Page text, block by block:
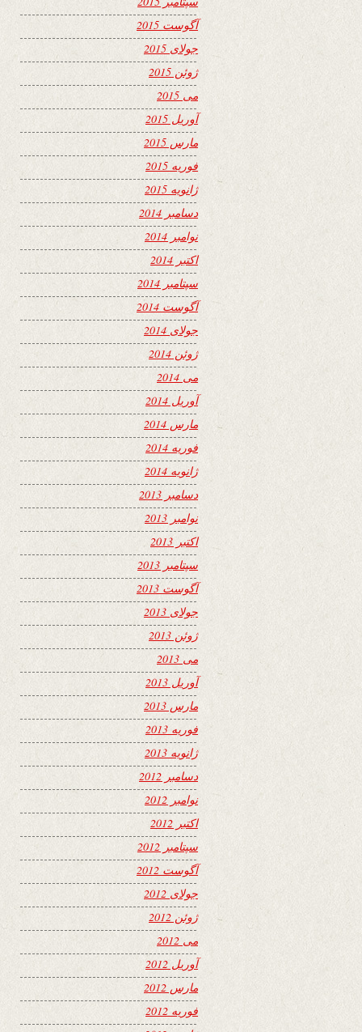
آگوست 2015
جولای 2015
ژوئن 2015
می 2015
آوریل 2015
مارس 2015
فوریه 2015
ژانویه 2015
دسامبر 2014
نوامبر 2014
اکتبر 2014
سپتامبر 2014
آگوست 2014
جولای 2014
ژوئن 2014
می 2014
آوریل 2014
مارس 2014
فوریه 2014
ژانویه 2014
دسامبر 2013
نوامبر 2013
اکتبر 2013
سپتامبر 2013
آگوست 2013
جولای 2013
ژوئن 2013
می 2013
آوریل 2013
مارس 2013
فوریه 2013
ژانویه 2013
دسامبر 2012
نوامبر 2012
اکتبر 2012
سپتامبر 2012
آگوست 2012
جولای 2012
ژوئن 2012
می 2012
آوریل 2012
مارس 2012
فوریه 2012